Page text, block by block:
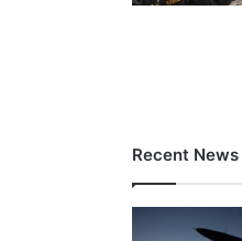
Recent News